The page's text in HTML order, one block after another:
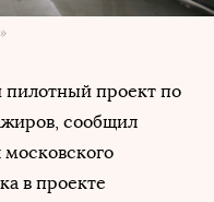
пилотный проект по
сообщил
в проекте